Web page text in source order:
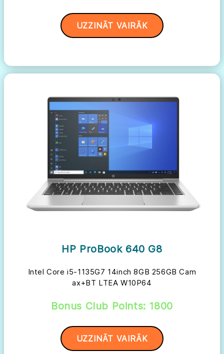
UZZINĀT VAIRĀK
HP ProBook 640 G8
Intel Core i5-1135G7 14inch 8GB 256GB Cam
ax+BT LTEA W10P64
Bonus Club Points: 1800
UZZINĀT VAIRĀK